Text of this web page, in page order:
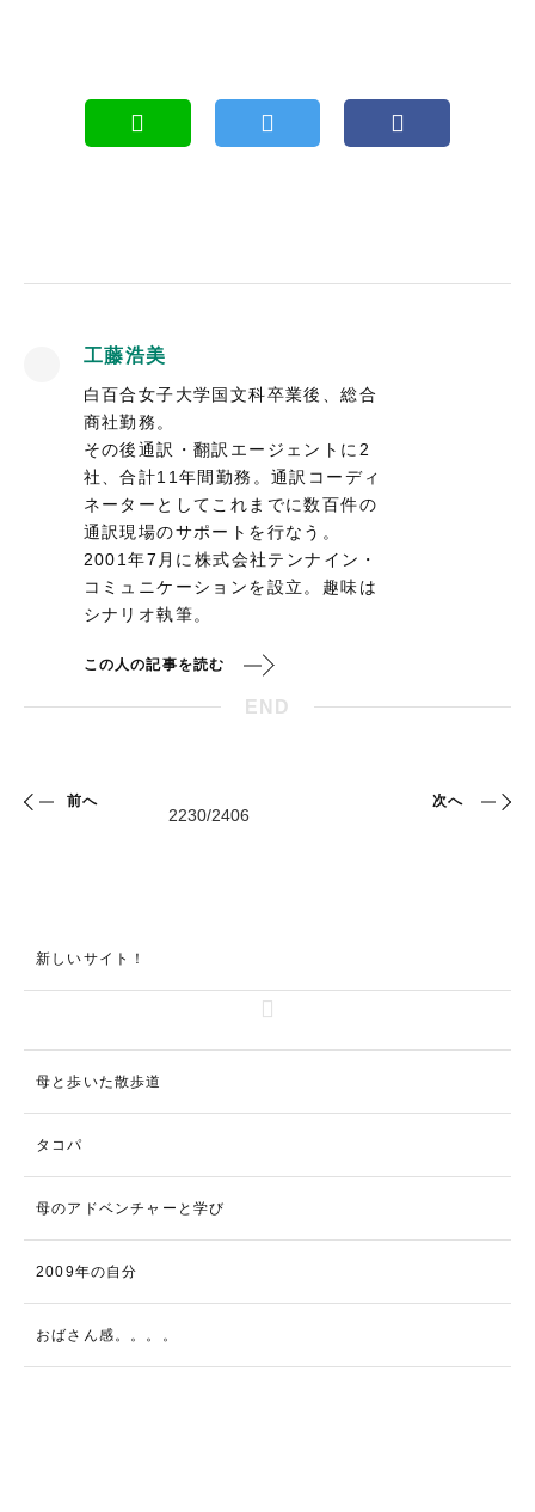
工藤浩美
白百合女子大学国文科卒業後、総合
商社勤務。
その後通訳・翻訳エージェントに2
社、合計11年間勤務。通訳コーディ
ネーターとしてこれまでに数百件の
通訳現場のサポートを行なう。
2001年7月に株式会社テンナイン・
コミュニケーションを設立。趣味は
シナリオ執筆。
この人の記事を読む
END
前へ 次へ
新しいサイト！
母と歩いた散歩道
タコパ
母のアドベンチャーと学び
2009年の自分
おばさん感。。。。